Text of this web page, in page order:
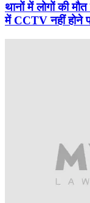
थानों में लोगों की
में CCTV नहीं होने